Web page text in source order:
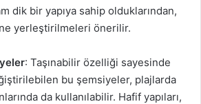
dik bir yapıya sahip olduklarından,
yerleştirilmeleri önerilir.
: Taşınabilir özelliği sayesinde
bu şemsiyeler, plajlarda
da kullanılabilir. Hafif yapıları,